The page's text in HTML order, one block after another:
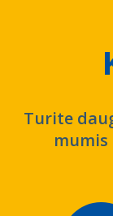
Turite
mumis